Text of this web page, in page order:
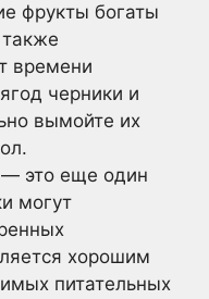
фрукты богаты
времени
черники и
вымойте их
— это еще один
могут
хорошим
питательных